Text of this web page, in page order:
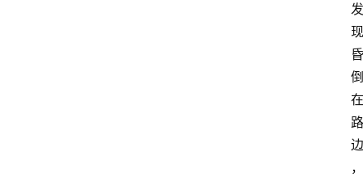
发
现
昏
倒
在
路
边
，